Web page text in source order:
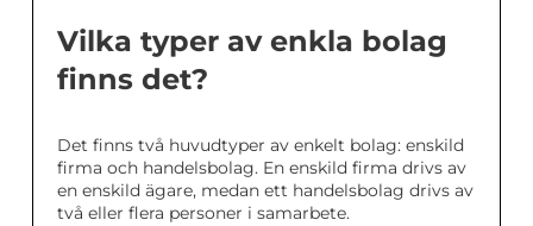
Vilka typer av enkla bolag
finns det?
Det finns två huvudtyper av enkelt bolag: enskild
firma och handelsbolag. En enskild firma drivs av
en enskild ägare, medan ett handelsbolag drivs av
två eller flera personer i samarbete.